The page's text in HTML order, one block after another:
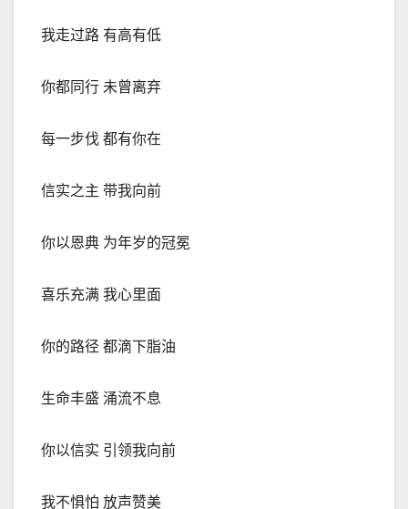
我走过路 有高有低
你都同行 未曾离弃
每一步伐 都有你在
信实之主 带我向前
你以恩典 为年岁的冠冕
喜乐充满 我心里面
你的路径 都滴下脂油
生命丰盛 涌流不息
你以信实 引领我向前
我不惧怕 放声赞美